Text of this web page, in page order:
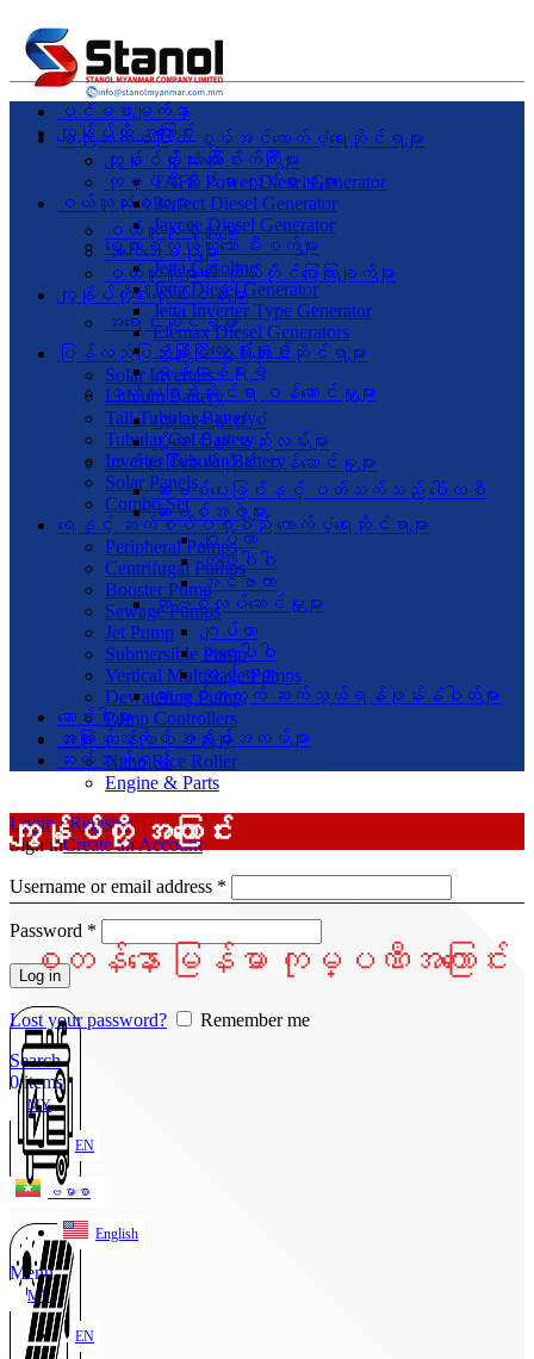
စဉ်ဆက်မပြတ် စွမ်းအင်ထောက်ပံ့ရေးဆိုင်ရာများ
လုပ်ငန်းသုံး မီးစက်ကြီးများ
TAFE Power Diesel Generator
Perfect Diesel Generator
Jaycee Diesel Generator
ရွေ့လျားရလွယ်ကူသော မီးစက်များ
Jetta Gasoline
Jetta Diesel Generator
Jetta Inverter Type Generator
Elemax Diesel Generators
ပြန်လည်ပြည့်ဖြိုးမြဲ စွမ်းအင်ဆိုင်ရာများ
Solar Inverters
Lithium Battery
Tall Tubular Battery
Tubular Gel Battery
Inverter Tubular Battery
Solar Panels
Combo Set
ရေနှင့် ဆက်စပ်ပစ္စည်း ထောက်ပံ့ရေးဆိုင်ရာများ
Peripheral Pumps
Centrifugal Pumps
Booster Pump
Sewage Pumps
Jet Pump
Submersible Pump
Vertical Multistage Pumps
Dewatering Pump
Pump Controllers
အခြား ကုန်ပစ္စည်းများ
Nano Rice Roller
Engine & Parts
Login / Register
Sign inCreate an Account
Username or email address *
Password *
Log in
Lost your password?
Remember me
Search
0items
MY
EN
ဗမာစာ
English
Menu
MY
EN
ပင်မစာမျက်နှာ
ကျွန်ုပ်တို့ အကြောင်း
ကျွန်ုပ်တို့ အကြောင်း
ကုမ္ပဏီဆိုင်ရာ လှုပ်ရှားမှုများ
ဝယ်ယူသုံးစွဲသူများ
ဝယ်ယူသုံးစွဲသူများ
သက်သေခံပုံများ
ဝယ်ယူသူများ၏ ကိုယ်တိုင်ပြောကြားချက်များ
ကျွန်ုပ်တို့၏လုပ်ငန်းများ
အရောင်းဆိုင်ခွဲများ
မန္တလေး ရုံးချုပ်
ရန်ကုန်ရုံးခွဲ
ဝယ်ယူခြင်းဆိုင်ရာ ဝန်ဆောင်မှုများ
ငွေပေးချေမှုပုံစံ
ပို့ဆောင်မှု နည်းလမ်းများ
ဝယ်ယူပြီးနောက်ပိုင်း ဝန်ဆောင်မှုများ
ဆားဗစ်ပေးခြင်းနှင့် ပတ်သက်သည့် ပေါ်လစီ
ဆားဗစ်အဖွဲ့များ
ဂျပ်တာ
တဖေးပါဝါ
အင်ဗာတာ
ဆားဗစ်လုပ်ဆောင်မှုများ
ဂျပ်တာ
တဖေးပါဝါ
အင်ဗာတာ
ဆားဗစ်အတွက် ဆက်သွယ်ရန်ဖုန်းနံပါတ်များ
ဆောင်းပါးများ
အလုပ်အကိုင် အခွင့်အလမ်းများ
ဆက်သွယ်ရန်
ကျွန်ုပ်တို့ အကြောင်း
စတန်နော မြန်မာ ကုမ္ပဏီအကြောင်း